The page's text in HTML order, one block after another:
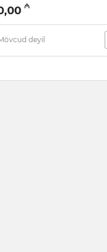
005038562
₼
deyil